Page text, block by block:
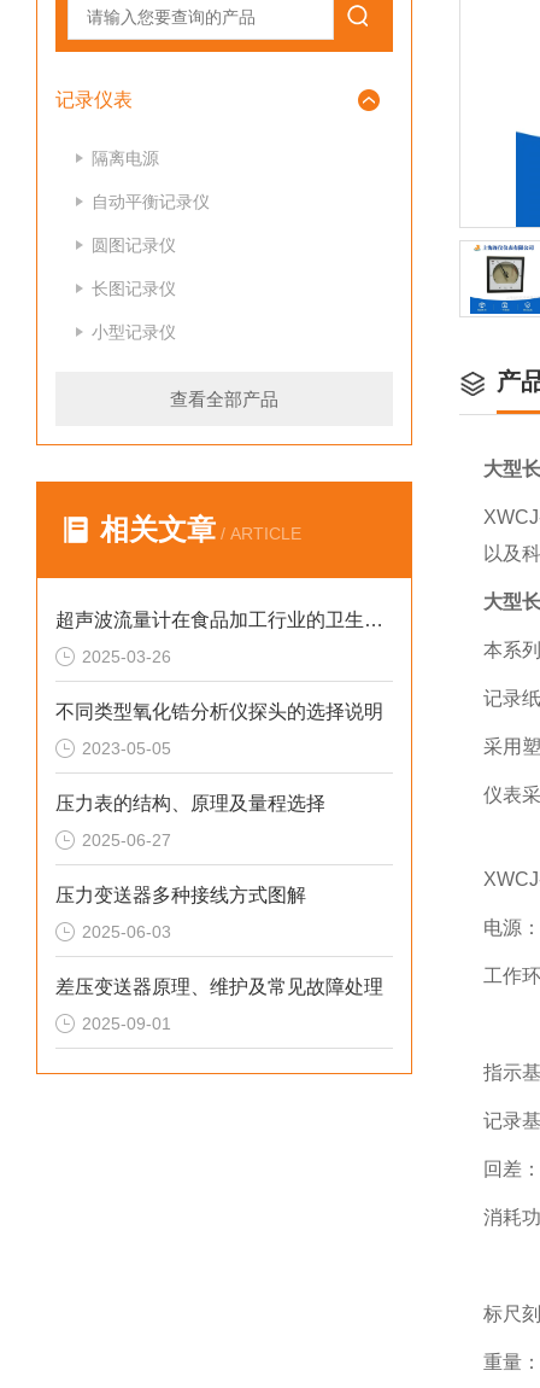
记录仪表
隔离电源
自动平衡记录仪
圆图记录仪
长图记录仪
小型记录仪
查看全部产品
相关文章 / ARTICLE
超声波流量计在食品加工行业的卫生与安全优势
2025-03-26
不同类型氧化锆分析仪探头的选择说明
2023-05-05
压力表的结构、原理及量程选择
2025-06-27
压力变送器多种接线方式图解
2025-06-03
差压变送器原理、维护及常见故障处理
2025-09-01
产
大型
以及
大型
本系
记录
采用
仪表
电源
工作
指示
记录
回差
消耗
标尺
重量